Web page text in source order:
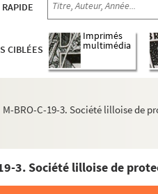
RAPIDE
CIBLÉES
Imprimés
multimédia
M-BRO-C-19-3. Société lilloise de